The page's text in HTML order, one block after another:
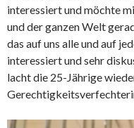
interessiert und möchte
und der ganzen Welt
das auf uns alle und auf
interessiert und sehr
lacht die 25-Jährige